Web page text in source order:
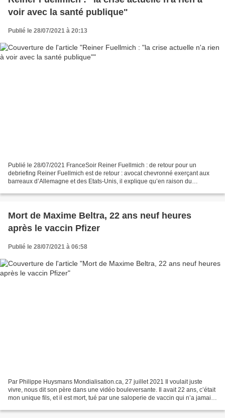
voir avec la santé publique"
Publié le 28/07/2021 à 20:13
Publié le 28/07/2021 FranceSoir Reiner Fuellmich : de retour pour un
debriefing Reiner Fuellmich est de retour : avocat chevronné exerçant aux
barreaux d’Allemagne et des Etats-Unis, il explique qu’en raison du
Mort de Maxime Beltra, 22 ans neuf heures
après le vaccin Pfizer
Publié le 28/07/2021 à 06:58
Par Philippe Huysmans Mondialisation.ca, 27 juillet 2021 Il voulait juste
vivre, nous dit son père dans une vidéo bouleversante. Il avait 22 ans, c’était
mon unique fils, et il est mort, tué par une saloperie de vaccin qui n’a jamais